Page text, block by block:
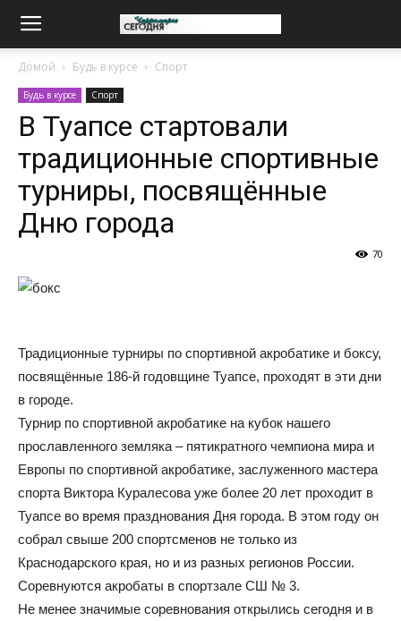
Домой Будь в курсе Спорт
Будь в курсе Спорт
В Туапсе стартовали
традиционные спортивные
турниры, посвящённые
Дню города
70
Традиционные турниры по спортивной акробатике и боксу,
посвящённые 186-й годовщине Туапсе, проходят в эти дни
в городе.
Турнир по спортивной акробатике на кубок нашего
прославленного земляка – пятикратного чемпиона мира и
Европы по спортивной акробатике, заслуженного мастера
спорта Виктора Куралесова уже более 20 лет проходит в
Туапсе во время празднования Дня города. В этом году он
собрал свыше 200 спортсменов не только из
Краснодарского края, но и из разных регионов России.
Соревнуются акробаты в спортзале СШ № 3.
Не менее значимые соревнования открылись сегодня и в